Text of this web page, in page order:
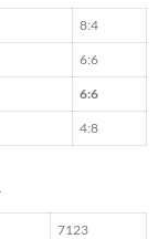
8:4
6:6
6:6
4:8
7123